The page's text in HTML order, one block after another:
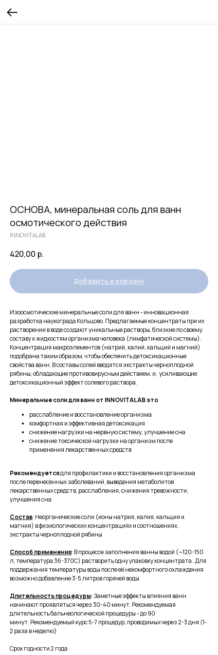
ОСНОВА, минеральная соль для ванн
осмотического действия
INNOVITALAB
420,00 р.
Добавить в корзину
Изоосмотические минеральные соли для ванн - инновационная
разработка наукограда Кольцово. Предлагаемые концентраты при их
растворении в воде создают уникальные растворы, близкие по своему
составу к жидкостям организма человека (лимфатической системы).
Концентрация макроэлементов (натрий, калий, кальций и магний)
подобрана таким образом, чтобы обеспечить детоксикационные
свойства ванн. В составы солей вводятся экстракты черноплодной
рябины, обладающие противовирусным действием, и, усиливающие
детоксикационный эффект солевого раствора.
Минеральные соли для ванн от INNOVITALAB это
расслабление и восстановление организма
комфортная и эффективная детоксикация
снижение нагрузки на нервную систему, улучшение сна
снижение токсической нагрузки на организм после
применения лекарственных средств
Рекомендуетсядля профилактики и восстановления организма
после перенесенных заболеваний, выведения метаболитов
лекарственных средств, расслабления, снижения тревожности,
улучшения сна
Состав: Неорганические соли (ионы натрия, калия, кальция и
магния) в физиологических концентрациях и соотношениях,
экстракты черноплодной рябины
Способ применения: В процессе заполнения ванны водой (~120-150
л, температура 36-370С) растворить одну упаковку концентрата . Для
поддержания температуры воды после её некомфортного охлаждения
возможно добавление 3-5 литров горячей воды.
Длительность процедуры:Заметные эффекты влияния ванн
начинают проявляться через 30-40 минут. Рекомендуемая
длительность бальнеологической процедуры - до 90
минут. Рекомендуемый курс 5-7 процедур, проводимых через 2-3 дня (1-
2 раза в неделю)
Срок годности 2 года